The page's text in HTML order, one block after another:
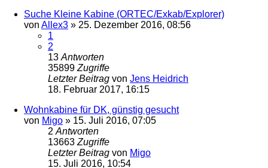
Suche Kleine Kabine (ORTEC/Exkab/Explorer)
von Allex3 » 25. Dezember 2016, 08:56
1
2
13 Antworten
35899 Zugriffe
Letzter Beitrag von Jens Heidrich
18. Februar 2017, 16:15
Wohnkabine für DK, günstig gesucht
von Migo » 15. Juli 2016, 07:05
2 Antworten
13663 Zugriffe
Letzter Beitrag von Migo
15. Juli 2016, 10:54